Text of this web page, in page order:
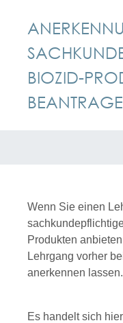
BIOZID-
Wenn Sie einen
Produkten
Lehrgang vorher
anerkennen lassen.
Es handelt sich